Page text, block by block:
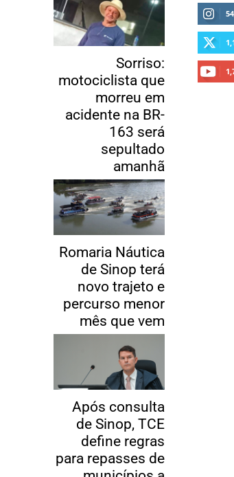
Sorriso:
motociclista que
morreu em
acidente na BR-
163 será
sepultado
amanhã
Romaria Náutica
de Sinop terá
novo trajeto e
percurso menor
mês que vem
Após consulta
de Sinop, TCE
define regras
para repasses de